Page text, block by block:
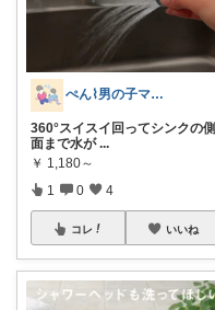
ぺん⌇男の子ママの暮らしと推し
360°スイスイ回ってシンクの側
面まで水が ...
￥ 1,180～
1 0 4
コレ いいね